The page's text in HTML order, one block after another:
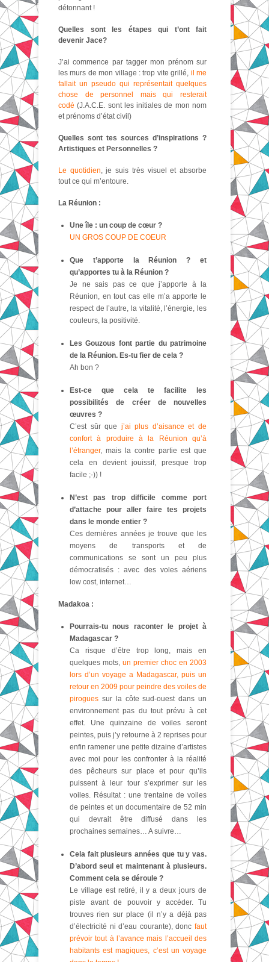
détonnant !
Quelles sont les étapes qui t’ont fait
devenir Jace?
J’ai commence par tagger mon prénom sur
les murs de mon village : trop vite grillé, il me
fallait un pseudo qui représentait quelques
chose de personnel mais qui resterait
codé (J.A.C.E. sont les initiales de mon nom
et prénoms d’état civil)
Quelles sont tes sources d’inspirations ?
Artistiques et Personnelles ?
Le quotidien, je suis très visuel et absorbe
tout ce qui m’entoure.
La Réunion :
Une île : un coup de cœur ?
UN GROS COUP DE COEUR
Que t’apporte la Réunion ? et
qu’apportes tu à la Réunion ?
Je ne sais pas ce que j’apporte à la
Réunion, en tout cas elle m’a apporte le
respect de l’autre, la vitalité, l’énergie, les
couleurs, la positivité.
Les Gouzous font partie du patrimoine
de la Réunion. Es-tu fier de cela ?
Ah bon ?
Est-ce que cela te facilite les
possibilités de créer de nouvelles
œuvres ?
C’est sûr que j’ai plus d’aisance et de
confort à produire à la Réunion qu’à
l’étranger, mais la contre partie est que
cela en devient jouissif, presque trop
facile ;-)) !
N’est pas trop difficile comme port
d’attache pour aller faire tes projets
dans le monde entier ?
Ces dernières années je trouve que les
moyens de transports et de
communications se sont un peu plus
démocratisés : avec des voles aériens
low cost, internet…
Madakoa :
Pourrais-tu nous raconter le projet à
Madagascar ?
Ca risque d’être trop long, mais en
quelques mots, un premier choc en 2003
lors d’un voyage a Madagascar, puis un
retour en 2009 pour peindre des voiles de
pirogues sur la côte sud-ouest dans un
environnement pas du tout prévu à cet
effet. Une quinzaine de voiles seront
peintes, puis j’y retourne à 2 reprises pour
enfin ramener une petite dizaine d’artistes
avec moi pour les confronter à la réalité
des pêcheurs sur place et pour qu’ils
puissent à leur tour s’exprimer sur les
voiles. Résultat : une trentaine de voiles
de peintes et un documentaire de 52 min
qui devrait être diffusé dans les
prochaines semaines… A suivre…
Cela fait plusieurs années que tu y vas.
D’abord seul et maintenant à plusieurs.
Comment cela se déroule ?
Le village est retiré, il y a deux jours de
piste avant de pouvoir y accéder. Tu
trouves rien sur place (il n’y a déjà pas
d’électricité ni d’eau courante), donc faut
prévoir tout à l’avance mais l’accueil des
habitants est magiques, c’est un voyage